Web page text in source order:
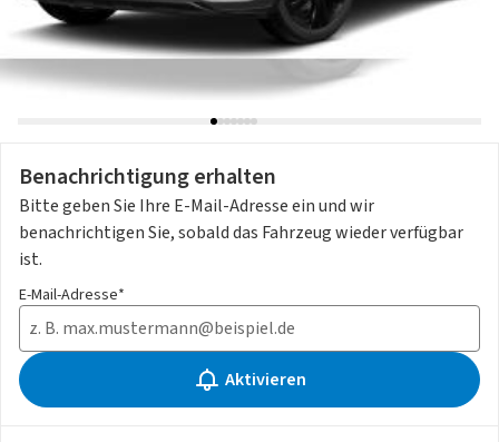
Benachrichtigung erhalten
Bitte geben Sie Ihre E-Mail-Adresse ein und wir
benachrichtigen Sie, sobald das Fahrzeug wieder verfügbar
ist.
E-Mail-Adresse*
Aktivieren